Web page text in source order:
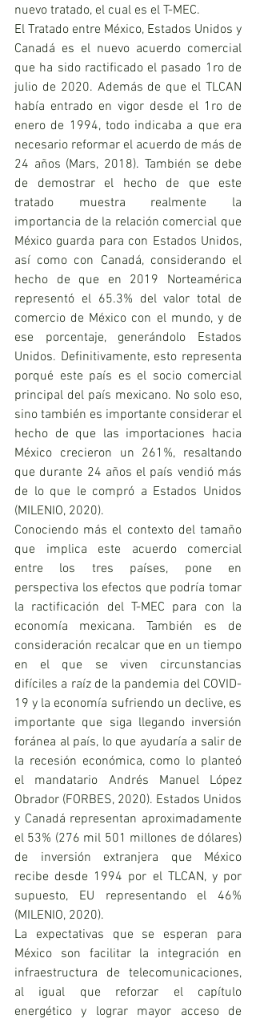
nuevo tratado, el cual es el T-MEC.
El Tratado entre México, Estados Unidos y
Canadá es el nuevo acuerdo comercial
que ha sido ractificado el pasado 1ro de
julio de 2020. Además de que el TLCAN
había entrado en vigor desde el 1ro de
enero de 1994, todo indicaba a que era
necesario reformar el acuerdo de más de
24 años (Mars, 2018). También se debe
de demostrar el hecho de que este
tratado muestra realmente la
importancia de la relación comercial que
México guarda para con Estados Unidos,
así como con Canadá, considerando el
hecho de que en 2019 Norteamérica
representó el 65.3% del valor total de
comercio de México con el mundo, y de
ese porcentaje, generándolo Estados
Unidos. Definitivamente, esto representa
porqué este país es el socio comercial
principal del país mexicano. No solo eso,
sino también es importante considerar el
hecho de que las importaciones hacia
México crecieron un 261%, resaltando
que durante 24 años el país vendió más
de lo que le compró a Estados Unidos
(MILENIO, 2020).
Conociendo más el contexto del tamaño
que implica este acuerdo comercial
entre los tres países, pone en
perspectiva los efectos que podría tomar
la ractificación del T-MEC para con la
economía mexicana. También es de
consideración recalcar que en un tiempo
en el que se viven circunstancias
difíciles a raíz de la pandemia del COVID-
19 y la economía sufriendo un declive, es
importante que siga llegando inversión
foránea al país, lo que ayudaría a salir de
la recesión económica, como lo planteó
el mandatario Andrés Manuel López
Obrador (FORBES, 2020). Estados Unidos
y Canadá representan aproximadamente
el 53% (276 mil 501 millones de dólares)
de inversión extranjera que México
recibe desde 1994 por el TLCAN, y por
supuesto, EU representando el 46%
(MILENIO, 2020).
La expectativas que se esperan para
México son facilitar la integración en
infraestructura de telecomunicaciones,
al igual que reforzar el capítulo
energético y lograr mayor acceso de